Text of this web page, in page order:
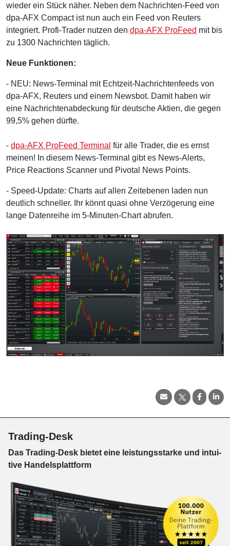
wieder ein Stück näher. Neben dem Nachrichten-Feed von
dpa-AFX Compact ist nun auch ein Feed von Reuters
integriert. Profi-Trader nutzen den dpa-AFX ProFeed mit bis
zu 1300 Nachrichten täglich.
Neue Funktionen:
- NEU: News-Terminal mit Echtzeit-Nachrichtenfeeds von
dpa-AFX, Reuters und einem Newsbot. Damit haben wir
eine Nachrichtenabdeckung für deutsche Aktien, die gegen
99,5% gehen dürfte.
- dpa-AFX ProFeed Terminal für alle Trader, die es ernst
meinen! In diesem News-Terminal gibt es News-Alerts,
Price Reactions Scanner und Pivotal News Points.
- Speed-Update: Charts auf allen Zeitebenen laden nun
deutlich schneller. Ihr könnt quasi ohne Verzögerung eine
lange Datenreihe im 5-Minuten-Chart abrufen.
Trading-Desk
Das Trading-Desk bie­tet eine leis­tungs­star­ke und in­tui­
tive Han­dels­platt­form